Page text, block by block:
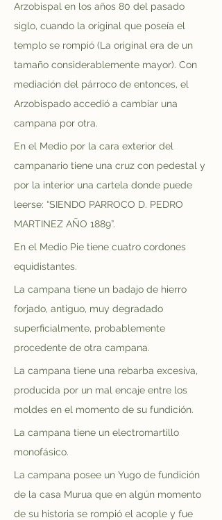
Arzobispal en los años 80 del pasado
siglo, cuando la original que poseía el
templo se rompió (La original era de un
tamaño considerablemente mayor). Con
mediación del párroco de entonces, el
Arzobispado accedió a cambiar una
campana por otra.
En el Medio por la cara exterior del
campanario tiene una cruz con pedestal y
por la interior una cartela donde puede
leerse: “SIENDO PARROCO D. PEDRO
MARTINEZ AÑO 1889”.
En el Medio Pie tiene cuatro cordones
equidistantes.
La campana tiene un badajo de hierro
forjado, antiguo, muy degradado
superficialmente, probablemente
procedente de otra campana.
La campana tiene una rebarba excesiva,
producida por un mal encaje entre los
moldes en el momento de su fundición.
La campana tiene un electromartillo
monofásico.
La campana posee un Yugo de fundición
de la casa Murua que en algún momento
de su historia se rompió el acople y fue